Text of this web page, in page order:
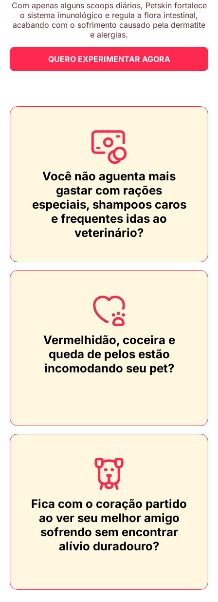
Com apenas alguns scoops diários, Petskin fortalece
o sistema imunológico e regula a flora intestinal,
acabando com o sofrimento causado pela dermatite
e alergias.
QUERO EXPERIMENTAR AGORA
Você não aguenta mais
gastar com rações
especiais, shampoos caros
e frequentes idas ao
veterinário?
Vermelhidão, coceira e
queda de pelos estão
incomodando seu pet?
Fica com o coração partido
ao ver seu melhor amigo
sofrendo sem encontrar
alívio duradouro?